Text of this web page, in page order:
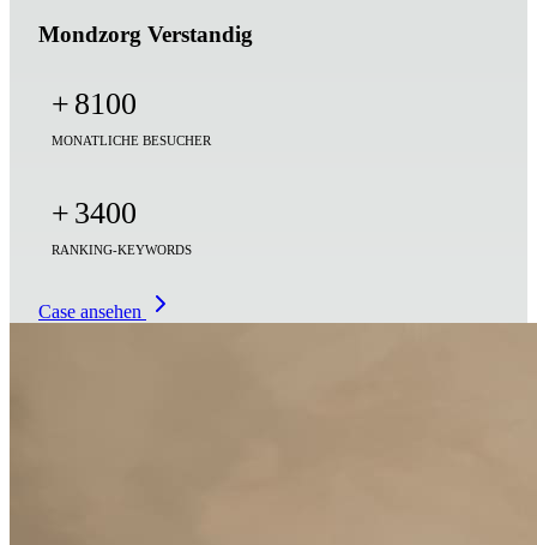
Mondzorg Verstandig
+ 8100
MONATLICHE BESUCHER
+ 3400
RANKING-KEYWORDS
Case ansehen